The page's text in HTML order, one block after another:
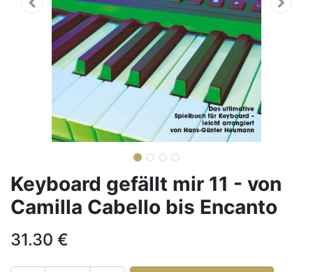
Keyboard gefällt mir 11 - von
Camilla Cabello bis Encanto
31.30 €